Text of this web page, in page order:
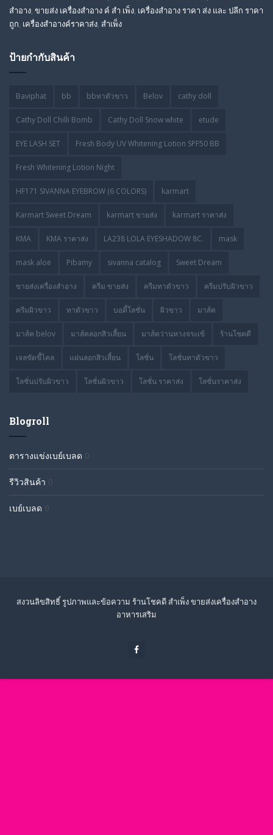
สําอาง, ขายส่ง เครื่องสำอาง ค์ สำ เพ็ง, เครื่องสำอาง ราคา ส่ง และ ปลีก ราคา
ถูก, เครื่องสำอางค์ราคาส่ง, สำเพ็ง
ป้ายกำกับสินค้า
Baviphat bb bbทาตัวขาว Belov cathy doll
Cathy Doll Chilli Bomb Cathy Doll Snow white etude
EYE LASH SET Fresh Body UV Whitening Lotion SPF50 BB
Fresh Whitening Lotion Night
HF171 SIVANNA EYEBROW (6 COLORS) karmart
Karmart Sweet Dream karmart ขายส่ง karmart ราคาส่ง
KMA KMA ราคาส่ง LA238 LOLA EYESHADOW 8C. mask
mask aloe Pibamy sivanna catalog Sweet Dream
ขายส่งเครื่องสำอาง ครีม ขายส่ง ครีมทาตัวขาว ครีมปรับผิวขาว
ครีมผิวขาว ทาตัวขาว บอดี้โลชั่น ผิวขาว มาส์ค
มาส์ค belov มาส์คลอกสิวเสี้ยน มาส์คว่านหางจระเข้ ร้านโชคดี
เจลขัดขี้ไคล แผ่นลอกสิวเสี้ยน โลชั่น โลชั่นทาตัวขาว
โลชั่นปรับผิวขาว โลชั่นผิวขาว โลชั่น ราคาส่ง โลชั่นราคาส่ง
Blogroll
ตารางแข่งเบย์เบลด 0
รีวิวสินค้า 0
เบย์เบลด 0
สงวนลิขสิทธิ์ รูปภาพและข้อความ ร้านโชคดี สำเพ็ง ขายส่งเครื่องสำอาง
อาหารเสริม